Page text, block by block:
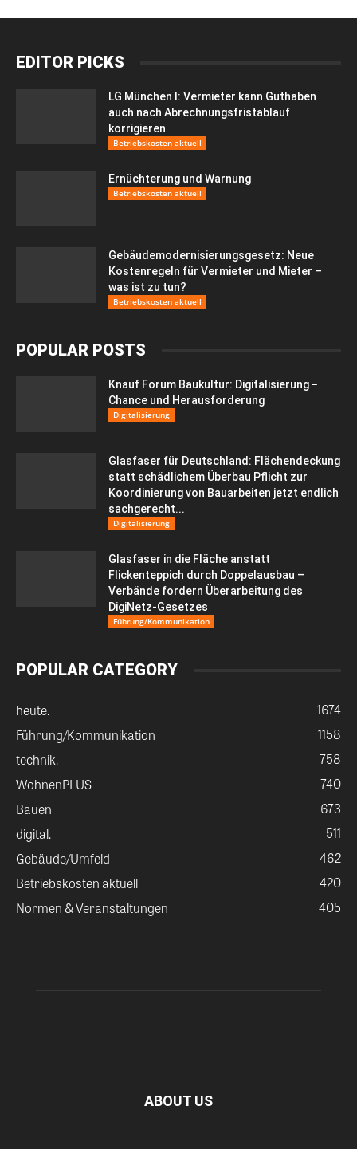
EDITOR PICKS
LG München I: Vermieter kann Guthaben
auch nach Abrechnungsfristablauf
korrigieren
Betriebskosten aktuell
Ernüchterung und Warnung
Betriebskosten aktuell
Gebäudemodernisierungsgesetz: Neue
Kostenregeln für Vermieter und Mieter –
was ist zu tun?
Betriebskosten aktuell
POPULAR POSTS
Knauf Forum Baukultur: Digitalisierung −
Chance und Herausforderung
Digitalisierung
Glasfaser für Deutschland: Flächendeckung
statt schädlichem Überbau Pflicht zur
Koordinierung von Bauarbeiten jetzt endlich
sachgerecht...
Digitalisierung
Glasfaser in die Fläche anstatt
Flickenteppich durch Doppelausbau –
Verbände fordern Überarbeitung des
DigiNetz-Gesetzes
Führung/Kommunikation
POPULAR CATEGORY
heute.
1674
Führung/Kommunikation
1158
technik.
758
WohnenPLUS
740
Bauen
673
digital.
511
Gebäude/Umfeld
462
Betriebskosten aktuell
420
Normen & Veranstaltungen
405
ABOUT US